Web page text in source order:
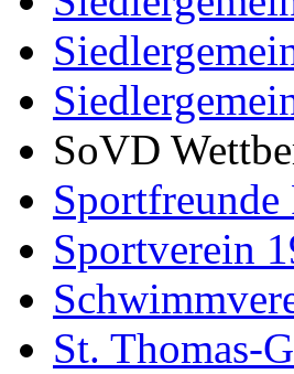
SoVD
Sportverein
St. Thomas-